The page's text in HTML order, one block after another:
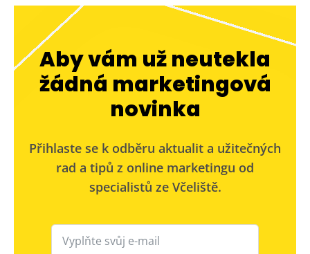
Aby vám už neutekla
žádná marketingová
novinka
Přihlaste se k odběru aktualit a užitečných
rad a tipů z online marketingu od
specialistů ze Včeliště.